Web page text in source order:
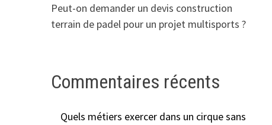
Peut-on demander un devis construction
terrain de padel pour un projet multisports ?
Commentaires récents
Quels métiers exercer dans un cirque sans